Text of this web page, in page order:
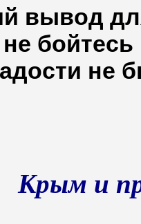
вывод
не
Крым и